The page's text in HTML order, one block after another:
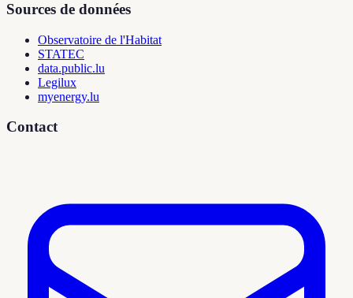
Sources de données
Observatoire de l'Habitat
STATEC
data.public.lu
Legilux
myenergy.lu
Contact